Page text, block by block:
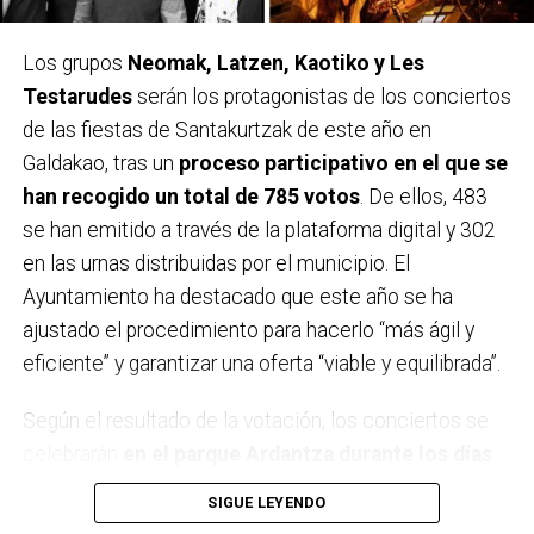
Los grupos Neomak, Latzen, Kaotiko y Les
Testarudesserán los protagonistas de los conciertos
de las fiestas de Santakurtzak de este año en
Galdakao, tras un proceso participativo en el que se
han recogido un total de 785 votos. De ellos, 483
se han emitido a través de la plataforma digital y 302
en las urnas distribuidas por el municipio. El
Ayuntamiento ha destacado que este año se ha
ajustado el procedimiento para hacerlo “más ágil y
eficiente” y garantizar una oferta “viable y equilibrada”.
Según el resultado de la votación, los conciertos se
11, 12, 18 y 19 de septiembre,coincidiendo con los
dos fines de semana festivos. El comité de fiestas ha
SIGUE LEYENDO